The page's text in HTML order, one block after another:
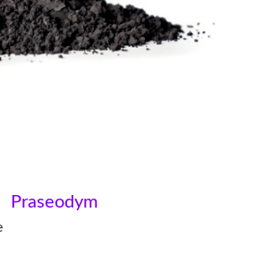
Praseodym